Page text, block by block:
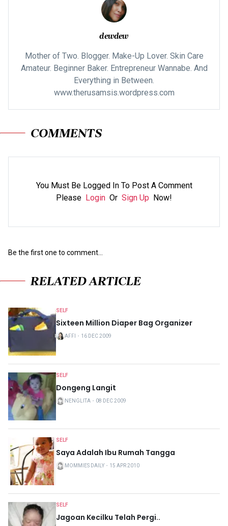
dewdew
Mother of Two. Blogger. Make-Up Lover. Skin Care
Amateur. Beginner Baker. Entrepreneur Wannabe. And
Everything in Between.
www.therusamsis.wordpress.com
COMMENTS
You Must Be Logged In To Post A Comment
Please Login Or Sign Up Now!
Be the first one to comment...
RELATED ARTICLE
SELF
Sixteen Million Diaper Bag Organizer
AFFI ・ 16 DEC 2009
SELF
Dongeng Langit
NENGLITA ・ 08 DEC 2009
SELF
Saya Adalah Ibu Rumah Tangga
MOMMIES DAILY ・ 15 APR 2010
SELF
Jagoan Kecilku Telah Pergi..